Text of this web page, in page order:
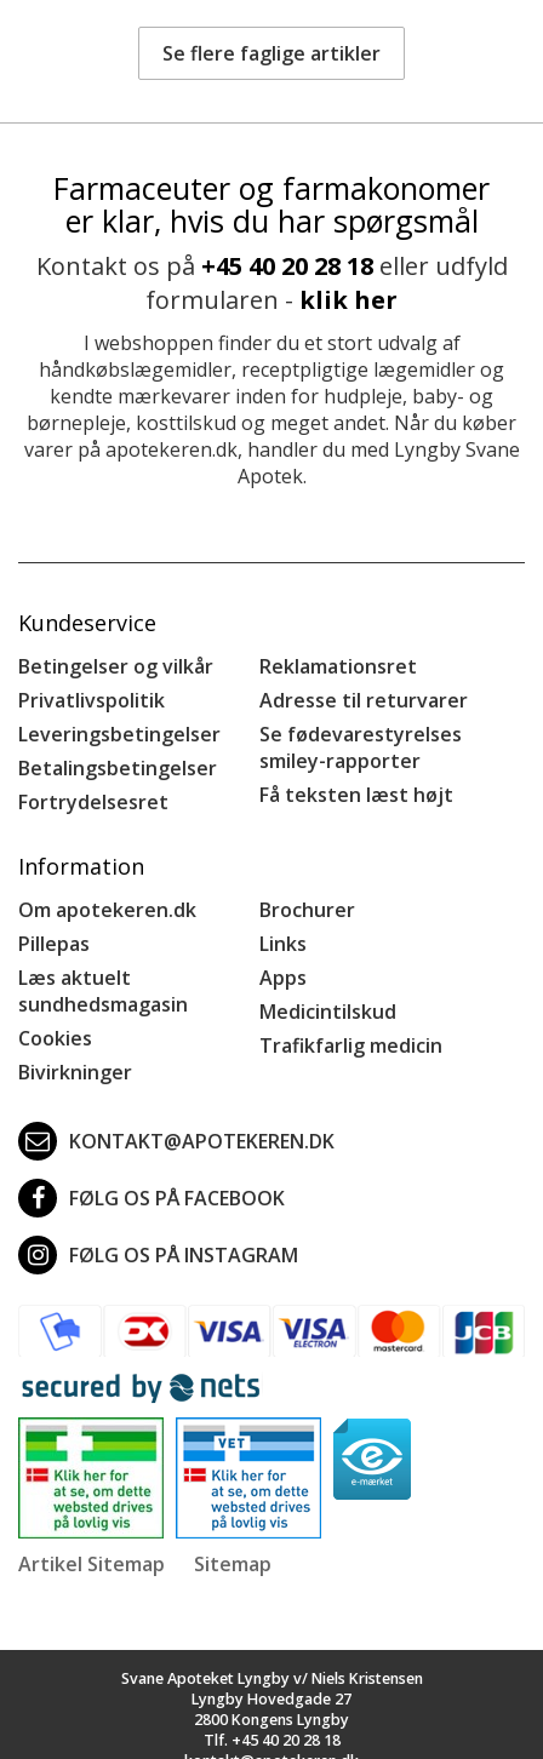
Se flere faglige artikler
Farmaceuter og farmakonomer
er klar, hvis du har spørgsmål
Kontakt os på +45 40 20 28 18eller udfyld
formularen - klik her
I webshoppen finder du et stort udvalg af
håndkøbslægemidler, receptpligtige lægemidler og
kendte mærkevarer inden for hudpleje, baby- og
børnepleje, kosttilskud og meget andet. Når du køber
varer på apotekeren.dk, handler du med Lyngby Svane
Apotek.
Kundeservice
Betingelser og vilkår
Privatlivspolitik
Leveringsbetingelser
Betalingsbetingelser
Fortrydelsesret
Reklamationsret
Adresse til returvarer
Se fødevarestyrelses
smiley-rapporter
Få teksten læst højt
Information
Om apotekeren.dk
Pillepas
Læs aktuelt
sundhedsmagasin
Cookies
Bivirkninger
Brochurer
Links
Apps
Medicintilskud
Trafikfarlig medicin
KONTAKT@APOTEKEREN.DK
FØLG OS PÅ FACEBOOK
FØLG OS PÅ INSTAGRAM
Artikel Sitemap Sitemap
Svane Apoteket Lyngby v/ Niels Kristensen
Lyngby Hovedgade 27
2800 Kongens Lyngby
Tlf. +45 40 20 28 18